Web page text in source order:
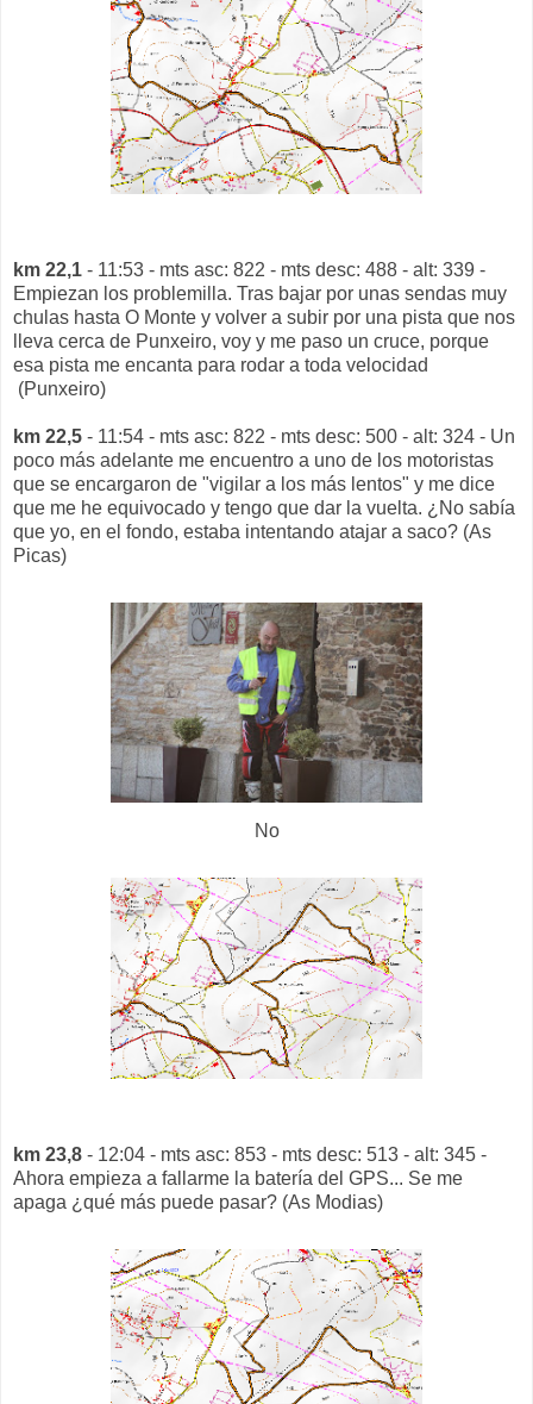
km 22,1 - 11:53 - mts asc: 822 - mts desc: 488 - alt: 339 -
Empiezan los problemilla. Tras bajar por unas sendas muy
chulas hasta O Monte y volver a subir por una pista que nos
lleva cerca de Punxeiro, voy y me paso un cruce, porque
esa pista me encanta para rodar a toda velocidad
(Punxeiro)
km 22,5 - 11:54 - mts asc: 822 - mts desc: 500 - alt: 324 - Un
poco más adelante me encuentro a uno de los motoristas
que se encargaron de "vigilar a los más lentos" y me dice
que me he equivocado y tengo que dar la vuelta. ¿No sabía
que yo, en el fondo, estaba intentando atajar a saco? (As
Picas)
No
km 23,8 - 12:04 - mts asc: 853 - mts desc: 513 - alt: 345 -
Ahora empieza a fallarme la batería del GPS... Se me
apaga ¿qué más puede pasar? (As Modias)